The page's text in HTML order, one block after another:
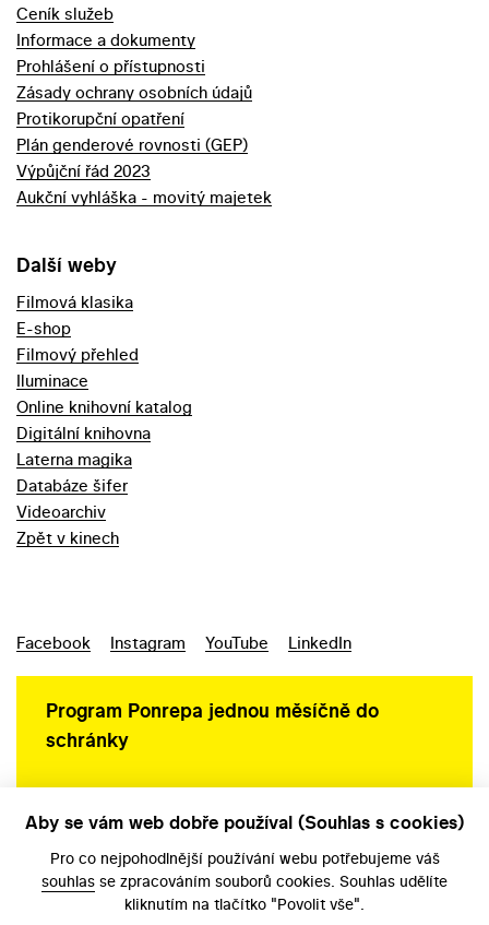
Ceník služeb
Informace a dokumenty
Prohlášení o přístupnosti
Zásady ochrany osobních údajů
Protikorupční opatření
Plán genderové rovnosti (GEP)
Výpůjční řád 2023
Aukční vyhláška - movitý majetek
Další weby
Filmová klasika
E-shop
Filmový přehled
Iluminace
Online knihovní katalog
Digitální knihovna
Laterna magika
Databáze šifer
Videoarchiv
Zpět v kinech
Facebook Instagram YouTube LinkedIn
Program Ponrepa jednou měsíčně do
schránky
Aby se vám web dobře používal (Souhlas s cookies)
Pro co nejpohodlnější používání webu potřebujeme váš
souhlas se zpracováním souborů cookies. Souhlas udělíte
kliknutím na tlačítko "Povolit vše".